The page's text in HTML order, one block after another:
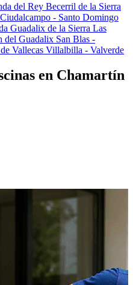
del Rey Becerril de la Sierra
Ciudalcampo - Santo Domingo
Guadalix de la Sierra Las
del Guadalix San Blas -
Vallecas Villalbilla - Valverde
en Chamartín